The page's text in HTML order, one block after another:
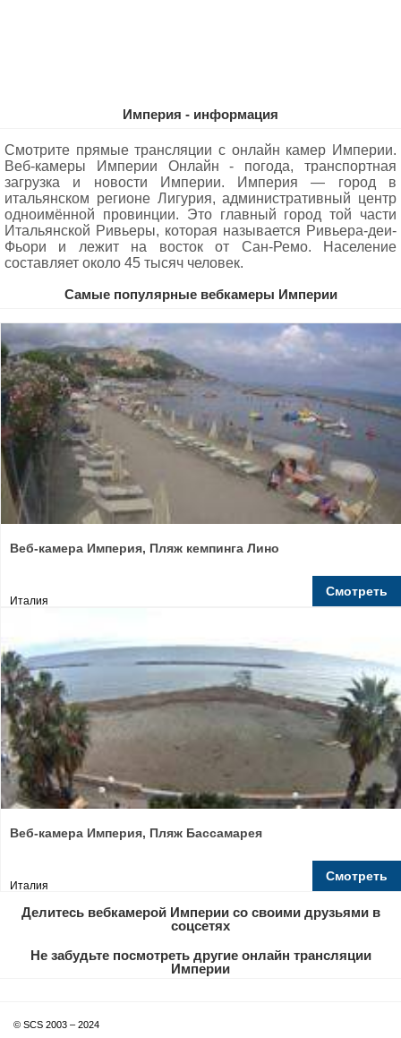
Империя - информация
Смотрите прямые трансляции с онлайн камер Империи.
Веб-камеры Империи Oнлайн - погода, транспортная
загрузка и новости Империи. Империя — город в
итальянском регионе Лигурия, административный центр
одноимённой провинции. Это главный город той части
Итальянской Ривьеры, которая называется Ривьера-деи-
Фьори и лежит на восток от Сан-Ремо. Население
составляет около 45 тысяч человек.
Самые популярные вебкамеры Империи
Веб-камера Империя, Пляж кемпинга Лино
Италия
Смотреть
Веб-камера Империя, Пляж Бассамарея
Италия
Смотреть
Делитесь вебкамерой Империи со своими друзьями в
соцсетях
Не забудьте посмотреть другие онлайн трансляции
Империи
© SCS 2003 – 2024